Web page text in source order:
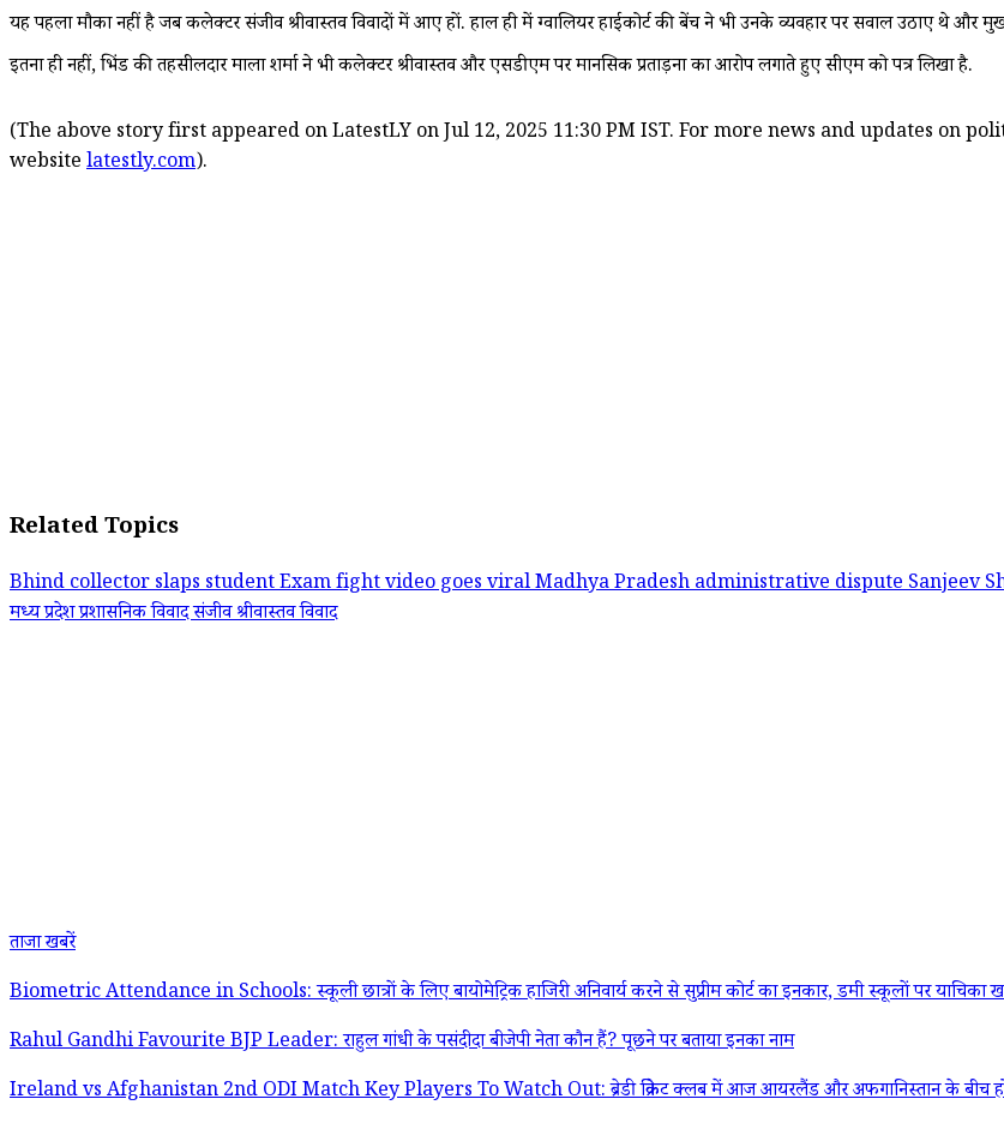
यह पहला मौका नहीं है जब कलेक्टर संजीव श्रीवास्तव विवादों में आए हों. हाल ही में ग्वालियर हाईकोर्ट की बेंच ने भी उनके व्यवहार पर सवाल उठाए थे
इतना ही नहीं, भिंड की तहसीलदार माला शर्मा ने भी कलेक्टर श्रीवास्तव और एसडीएम पर मानसिक प्रताड़ना का आरोप लगाते हुए सीएम को पत्र लिखा है.
(The above story first appeared on LatestLY on Jul 12, 2025 11:30 PM IST. For more news and updates on
website latestly.com).
Related Topics
Bhind collector slaps studentExam fight video goes viralMadhya Pradesh administrative disputeSanjeev
मध्य प्रदेश प्रशासनिक विवादसंजीव श्रीवास्तव विवाद
ताजा खबरें
Biometric Attendance in Schools: स्कूली छात्रों के लिए बायोमेट्रिक हाजिरी अनिवार्य करने से सुप्रीम कोर्ट का इनकार, डमी स्कूलों पर याचिका
Rahul Gandhi Favourite BJP Leader: राहुल गांधी के पसंदीदा बीजेपी नेता कौन हैं? पूछने पर बताया इनका नाम
Ireland vs Afghanistan 2nd ODI Match Key Players To Watch Out: ब्रेडी क्रिकेट क्लब में आज आयरलैंड और अफगानिस्तान के बीच होगी